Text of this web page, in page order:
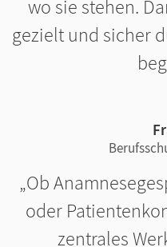
wo sie stehen.
gezielt und sicher
Ob
oder
zentrales